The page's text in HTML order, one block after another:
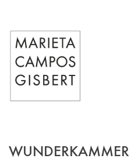
WUNDERKAMMER